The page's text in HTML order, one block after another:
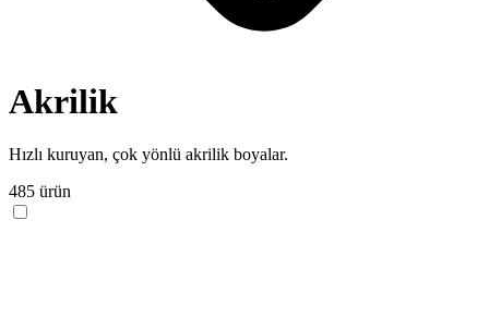
Akrilik
Hızlı kuruyan, çok yönlü akrilik boyalar.
485 ürün